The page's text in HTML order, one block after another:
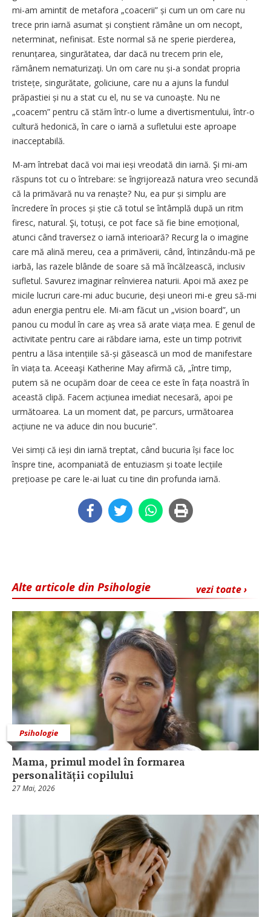
mi-am amintit de metafora „coacerii” și cum un om care nu
trece prin iarnă asumat și conștient rămâne un om necopt,
neterminat, nefinisat. Este normal să ne sperie pierderea,
renunțarea, singurătatea, dar dacă nu trecem prin ele,
rămânem nematurizaţi. Un om care nu și-a sondat propria
tristețe, singurătate, goliciune, care nu a ajuns la fundul
prăpastiei și nu a stat cu el, nu se va cu­noaș­te. Nu ne
„coacem” pentru că stăm într-o lume a divertismentului, într-o
cultură hedonică, în care o iarnă a sufletului este aproape
inacceptabilă.
M-am întrebat dacă voi mai ieși vreodată din iarnă. Şi mi-am
răspuns tot cu o întrebare: se îngrijorează natura vreo secundă
că la primăvară nu va renaște? Nu, ea pur și simplu are
încredere în proces și știe că totul se întâmplă după un ritm
firesc, natural. Şi, totuși, ce pot face să fie bine emoțional,
atunci când traversez o iarnă interioară? Recurg la o ima­gine
care mă alină mereu, cea a primăverii, când, întinzându-mă pe
iarbă, las razele blânde de soare să mă încălzească, inclusiv
sufletul. Savurez imaginar reînvierea naturii. Apoi mă axez pe
micile lucruri care-mi aduc bucurie, deși uneori mi-e greu să-mi
adun energia pentru ele. Mi-am făcut un „vision board”, un
panou cu modul în care aş vrea să arate viața mea. E genul de
activitate pentru care ai răbdare iarna, este un timp potrivit
pentru a lăsa intențiile să-și găsească un mod de manifestare
în viața ta. Aceeaşi Katherine May afirmă că, „între timp,
putem să ne ocupăm doar de ceea ce este în fața noastră în
această clipă. Facem acțiunea imediat necesară, apoi pe
următoarea. La un moment dat, pe parcurs, următoarea
acțiune ne va aduce din nou bucurie”.
Vei simți că ieși din iarnă treptat, când bucuria își face loc
înspre tine, acompaniată de entuziasm și toate lecțiile
prețioase pe care le-ai luat cu tine din profunda iarnă.
vezi toate ›
Alte articole din Psihologie
Psihologie
Mama, primul model în formarea
personalității copilului
27 Mai, 2026